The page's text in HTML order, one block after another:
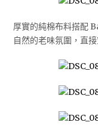
厚實的純棉布料搭配
自然的老味氛圍，直